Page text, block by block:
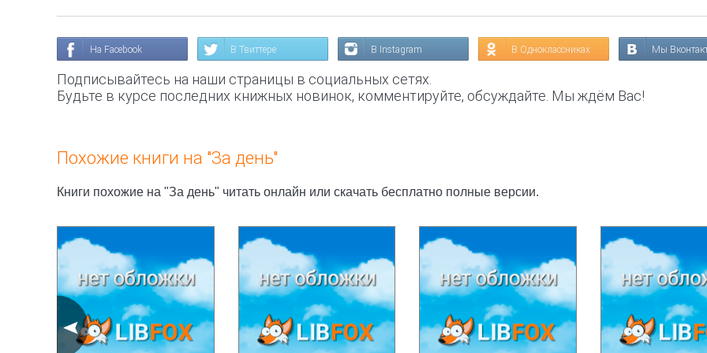
На Facebook В Твиттере В Instagram В Одноклассниках Мы
Подписывайтесь на наши страницы в социальных сетях.
Будьте в курсе последних книжных новинок, комментируйте, обсуждайте. Мы ждём Вас!
Похожие книги на "За день"
Книги похожие на "За день" читать онлайн или скачать бесплатно полные версии.